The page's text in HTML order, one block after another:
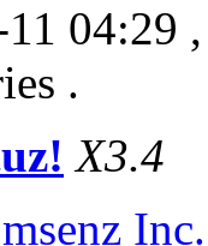
04:29
.
X3.4
Inc.